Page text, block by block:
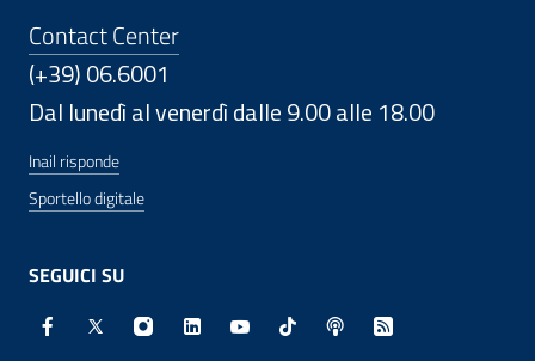
Contact Center
(+39) 06.6001
Dal lunedì al venerdì dalle 9.00 alle 18.00
Inail risponde
Sportello digitale
SEGUICI SU
Facebook - Sito esterno - Apertura in nuova finestra
X - Sito esterno - Apertura in nuova finestra
Instagram - Sito esterno - Apertura in
Linkedin - Sito esterno - Apertura in
Youtube - Sito esterno -
TikTok - Sito esterno -
Spreaker - Sito
Feed RSS -